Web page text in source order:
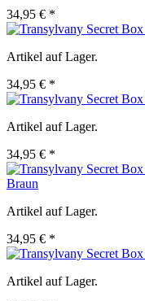
34,95 € *
Artikel auf Lager.
34,95 € *
Artikel auf Lager.
34,95 € *
Braun
Artikel auf Lager.
34,95 € *
Artikel auf Lager.